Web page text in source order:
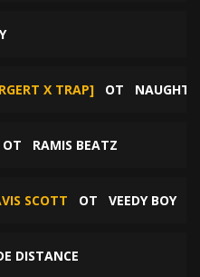
X TRAP] ОТ
ОТ RAMIS BEATZ
SCOTT ОТ VEEDY BOY
DISTANCE